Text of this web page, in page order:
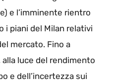
e l’imminente rientro
i piani del Milan relativi
mercato. Fino a
luce del rendimento
e dell’incertezza sui